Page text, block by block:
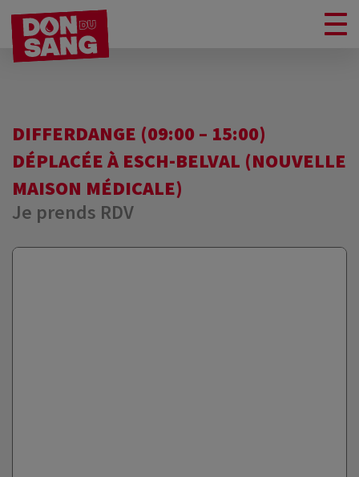
DIFFERDANGE (09:00 – 15:00)
DÉPLACÉE À ESCH-BELVAL (NOUVELLE
MAISON MÉDICALE)
Je prends RDV